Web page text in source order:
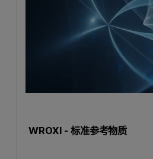
WROXI - 标准参考物质